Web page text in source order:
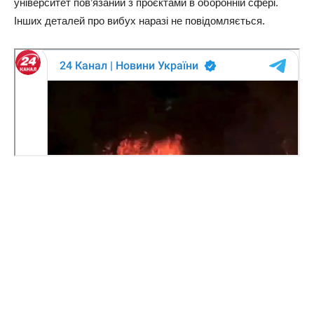
університет пов’язаний з проєктами в оборонній сфері.
Інших деталей про вибух наразі не повідомляється.